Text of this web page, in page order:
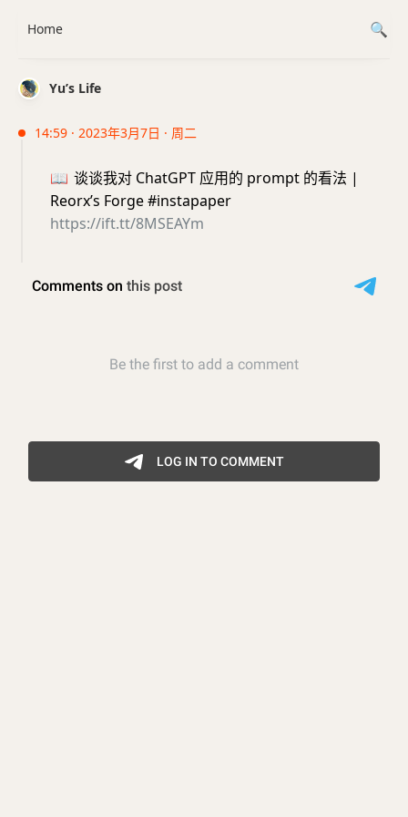
Yu’s Life
14:59 · 2023年3月7日 · 周二
📖 谈谈我对 ChatGPT 应用的 prompt 的看法 |
Reorx’s Forge #instapaper
https://ift.tt/8MSEAYm
Home